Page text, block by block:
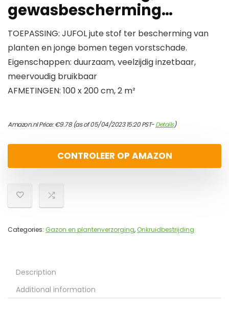
gewasbescherming…
TOEPASSING: JUFOL jute stof ter bescherming van
planten en jonge bomen tegen vorstschade.
Eigenschappen: duurzaam, veelzijdig inzetbaar,
meervoudig bruikbaar
AFMETINGEN: 100 x 200 cm, 2 m²
Amazon.nl Price:€9.78(as of 05/04/2023 15:20 PST-Details)
CONTROLEER OP AMAZON
Categories: Gazon en plantenverzorging,Onkruidbestrijding
Description
Additional information